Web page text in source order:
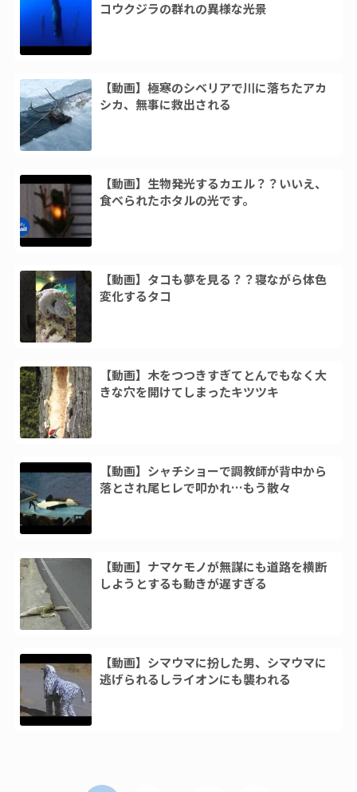
コウクジラの群れの異様な光景
【動画】極寒のシベリアで川に落ちたアカ
シカ、無事に救出される
【動画】生物発光するカエル？？いいえ、
食べられたホタルの光です。
【動画】タコも夢を見る？？寝ながら体色
変化するタコ
【動画】木をつつきすぎてとんでもなく大
きな穴を開けてしまったキツツキ
【動画】シャチショーで調教師が背中から
落とされ尾ヒレで叩かれ…もう散々
【動画】ナマケモノが無謀にも道路を横断
しようとするも動きが遅すぎる
【動画】シマウマに扮した男、シマウマに
逃げられるしライオンにも襲われる